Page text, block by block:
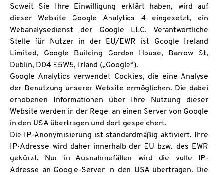
Soweit Sie Ihre Einwilligung erklärt haben, wird auf
dieser Website Google Analytics 4 eingesetzt, ein
Webanalysedienst der Google LLC. Verantwortliche
Stelle für Nutzer in der EU/EWR ist Google Ireland
Limited, Google Building Gordon House, Barrow St,
Dublin, D04 E5W5, Irland („Google“).
Google Analytics verwendet Cookies, die eine Analyse
der Benutzung unserer Website ermöglichen. Die dabei
erhobenen Informationen über Ihre Nutzung dieser
Website werden in der Regel an einen Server von Google
in den USA übertragen und dort gespeichert.
Die IP-Anonymisierung ist standardmäßig aktiviert. Ihre
IP-Adresse wird daher innerhalb der EU bzw. des EWR
gekürzt. Nur in Ausnahmefällen wird die volle IP-
Adresse an Google-Server in den USA übertragen. Die